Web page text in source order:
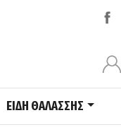
ΕΙΔΗ ΘΑΛΑΣΣΗΣ